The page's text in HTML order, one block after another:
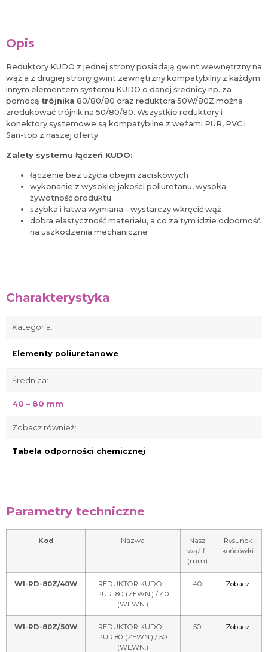
Opis
Reduktory KUDO z jednej strony posiadają gwint wewnętrzny na
wąż a z drugiej strony gwint zewnętrzny kompatybilny z każdym
innym elementem systemu KUDO o danej średnicy np. za
pomocą trójnika 80/80/80 oraz reduktora 50W/80Z można
zredukować trójnik na 50/80/80. Wszystkie reduktory i
konektory systemowe są kompatybilne z wężami PUR, PVC i
San-top z naszej oferty.
Zalety systemu łączeń KUDO:
łączenie bez użycia obejm zaciskowych
wykonanie z wysokiej jakości poliuretanu, wysoka
żywotność produktu
szybka i łatwa wymiana – wystarczy wkręcić wąż
dobra elastyczność materiału, a co za tym idzie odporność
na uszkodzenia mechaniczne
Charakterystyka
Kategoria:
Elementy poliuretanowe
Średnica:
40 – 80 mm
Zobacz również:
Tabela odporności chemicznej
Parametry techniczne
Kod Nazwa
Nasz
wąż fi
(mm)
Rysunek
końcówki
W1-RD-80Z/40W
REDUKTOR KUDO –
PUR 80 (ZEWN.) / 40
(WEWN.)
40 Zobacz
W1-RD-80Z/50W
REDUKTOR KUDO –
PUR 80 (ZEWN.) / 50
(WEWN.)
50 Zobacz